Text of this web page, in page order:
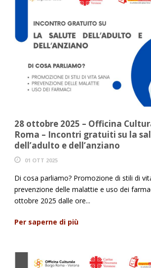
28 ottobre 2025 – Officina
Roma – Incontri gratuiti su la
dell’adulto e dell’anziano
01 OTT 2025
Di cosa parliamo? Promozione di stili di
prevenzione delle malattie e uso dei
ottobre 2025 dalle ore...
Per saperne di più